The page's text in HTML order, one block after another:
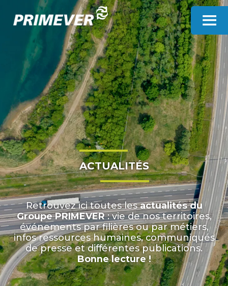
ACTUALITÉS
Retrouvez ici toutes lesactualités du
Groupe PRIMEVER: vie de nos territoires,
événements par filières ou par métiers,
infos ressources humaines, communiqués
de presse et différentes publications.
Bonne lecture !
Panneau de gestion des cookies